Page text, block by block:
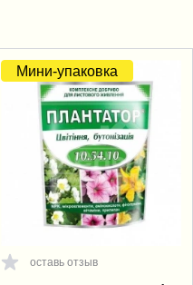
Мини-упаковка
оставь отзыв